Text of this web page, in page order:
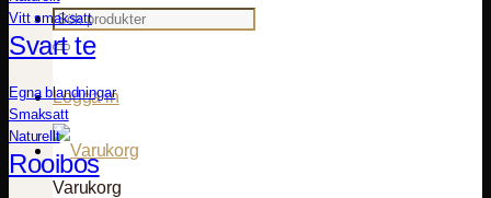
Sök
efter:
Logga in
Varukorg
Vitt smaksatt
Svart te
Egna blandningar
Smaksatt
Naturellt
Rooibos